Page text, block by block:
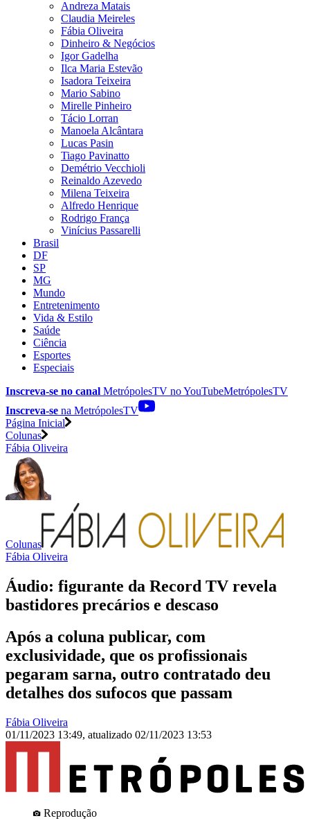
Andreza Matais
Claudia Meireles
Fábia Oliveira
Dinheiro & Negócios
Igor Gadelha
Ilca Maria Estevão
Isadora Teixeira
Mario Sabino
Mirelle Pinheiro
Tácio Lorran
Manoela Alcântara
Lucas Pasin
Tiago Pavinatto
Demétrio Vecchioli
Reinaldo Azevedo
Milena Teixeira
Alfredo Henrique
Rodrigo França
Vinícius Passarelli
Brasil
DF
SP
MG
Mundo
Entretenimento
Vida & Estilo
Saúde
Ciência
Esportes
Especiais
Inscreva-se no canal MetrópolesTV noYouTubeMetrópolesTV
Inscreva-se na MetrópolesTV
Página Inicial
Colunas
Fábia Oliveira
Colunas
Fábia Oliveira
Áudio: figurante da Record TV revela
bastidores precários e descaso
Após a coluna publicar, com
exclusividade, que os profissionais
pegaram sarna, outro contratado deu
detalhes dos sufocos que passam
Fábia Oliveira
01/11/2023 13:49, atualizado 02/11/2023 13:53
Reprodução